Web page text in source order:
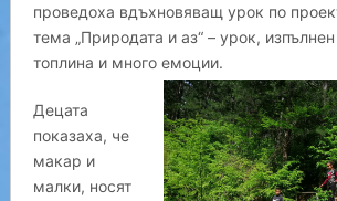
проведоха вдъхновяващ урок по
тема „Природата и аз“ – урок,
топлина и много емоции.
Децата
показаха, че
макар и
малки, носят